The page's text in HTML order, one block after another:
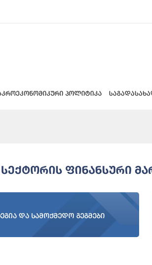
პოლიტიკა
Ფინანსური
და სამოქმედო გეგმები